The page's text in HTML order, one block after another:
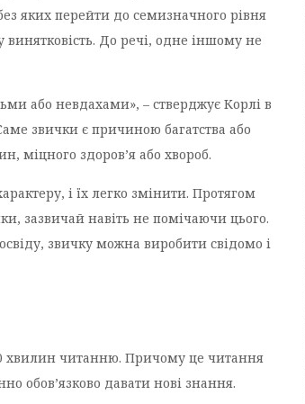
яких перейти до семизначного рівня
До речі, одне іншому не
або невдахами», – стверджує Корлі в
звички є причиною багатства або
міцного здоров’я або хвороб.
і їх легко змінити. Протягом
зазвичай навіть не помічаючи цього.
звичку можна виробити свідомо і
хвилин читанню. Причому це читання
обов’язково давати нові знання.